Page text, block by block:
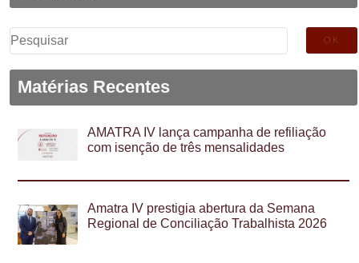
Pesquisar
por:
Matérias Recentes
AMATRA IV lança campanha de refiliação
com isenção de três mensalidades
Amatra IV prestigia abertura da Semana
Regional de Conciliação Trabalhista 2026